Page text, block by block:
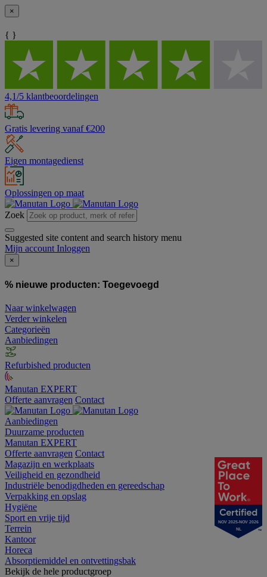
×
{ }
4,1/5 klantbeoordelingen
Gratis levering vanaf €200
Eigen montagedienst
Oplossingen op maat
Zoek
Suggested site content and search history menu
Mijn account Inloggen
×
% nieuwe producten: Toegevoegd
Naar winkelwagen
Verder winkelen
Categorieën
Aanbiedingen
Refurbished producten
Manutan EXPERT
Offerte aanvragen Contact
Aanbiedingen
Duurzame producten
Manutan EXPERT
Offerte aanvragen Contact
Magazijn en werkplaats
Veiligheid en gezondheid
Industriële benodigdheden en gereedschap
Verpakking en opslag
Hygiëne
Sport en vrije tijd
Terrein
Kantoor
Horeca
Absorptiemiddel en ontvettingsbak
Bekijk de hele productgroep
NOV 2025-NOV 2026
NL